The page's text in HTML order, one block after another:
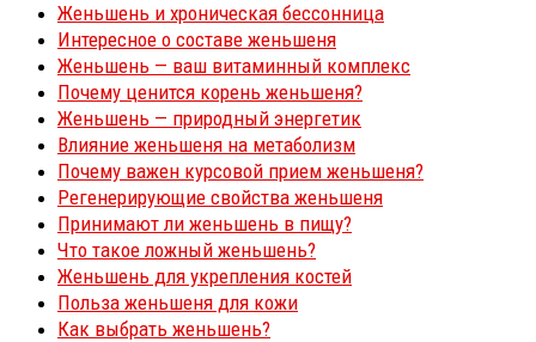
Женьшень и хроническая бессонница
Интересное о составе женьшеня
Женьшень — ваш витаминный комплекс
Почему ценится корень женьшеня?
Женьшень — природный энергетик
Влияние женьшеня на метаболизм
Почему важен курсовой прием женьшеня?
Регенерирующие свойства женьшеня
Принимают ли женьшень в пищу?
Что такое ложный женьшень?
Женьшень для укрепления костей
Польза женьшеня для кожи
Как выбрать женьшень?